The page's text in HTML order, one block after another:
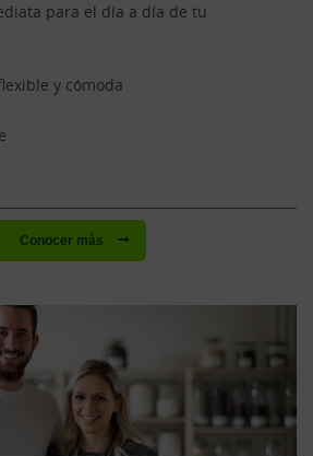
para el día a día de tu
y cómoda
Conocer más